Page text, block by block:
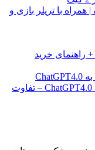
برای رم زیر ۴ گیگ | همراه با تریلر بازی و
GPT-4 معرفی شد، نحوه دسترسی به ChatGPT4.0 – تفاوت